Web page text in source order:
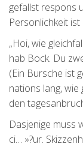
gefallst respons
Personlichkeit ist
„Hoi, wie
hab Bock. Du
(Ein Bursche ist
nations lang,
den
Dasjenige muss
ci… »?ur.